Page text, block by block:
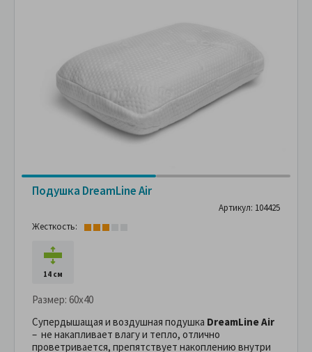
Подушка DreamLine Air
Артикул: 104425
Жесткость:
14 см
Размер: 60x40
Супердышащая и воздушная подушка DreamLine Air
– не накапливает влагу и тепло, отлично
проветривается, препятствует накоплению внутри